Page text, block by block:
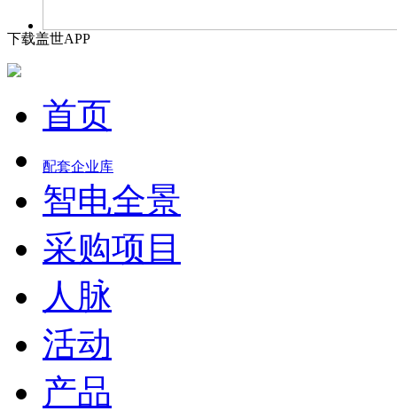
下载盖世APP
首页
配套企业库
智电全景
采购项目
人脉
活动
产品